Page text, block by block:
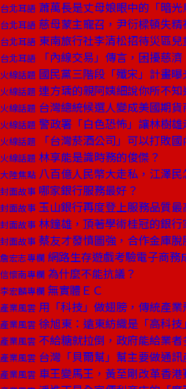
台北耳語 蕭萬長是丈母娘眼中的「暗光
台北耳語 慈母蒙主寵召，尹衍樑頓失精
台北耳語 東南旅行社李清松招待災區
台北耳語 「內線交易」傳言，困擾慈濟
火線話題 國民黨三階段「殲宋」計畫
火線話題 連方瑀的親阿姨細說你所不
火線話題 台灣總統候選人變成美國期貨
火線話題 警政署「白色恐怖」讓林樹
火線話題 「台灣菸酒公司」可以打敗
火線話題 林享能是識時務的俊傑？
大陸焦點 八百億人民幣大走私，江澤民
封面故事 哪家銀行服務最好？
封面故事 玉山銀行再度登上服務品質最
封面故事 林鐘雄，頂著學術桂冠的銀行
封面故事 蔡友才發憤圖強，合作金庫脫
詹宏志專欄 網路生存遊戲考驗電子商務
信懷南專欄 為什麼不能抗議？
李宏麟專欄 無實體ＥＣ
產業風雲 用「科技」做翅膀，傳統產業
產業風雲 徐旭東：遠東紡織是「高科技
產業風雲 不給糖就拉倒，政府能給業者
產業風雲 台灣「貝爾幫」幫主要做通訊
產業風雲 車王變馬王，黃至剛改革香